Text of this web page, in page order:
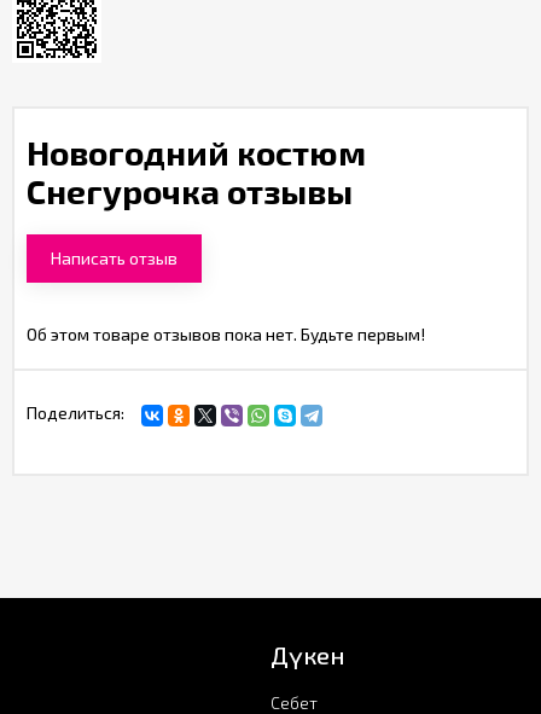
Новогодний костюм
Снегурочка отзывы
Написать отзыв
Об этом товаре отзывов пока нет. Будьте первым!
Поделиться:
Дүкен
Себет